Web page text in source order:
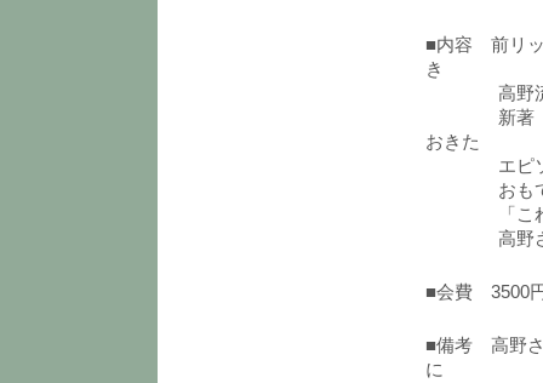
■内容 前リッ
き
高野流「
新著「おも
おきた
エピソード
おもてな
「これは
高野さんの
■会費 3500
■備考 高野さ
に